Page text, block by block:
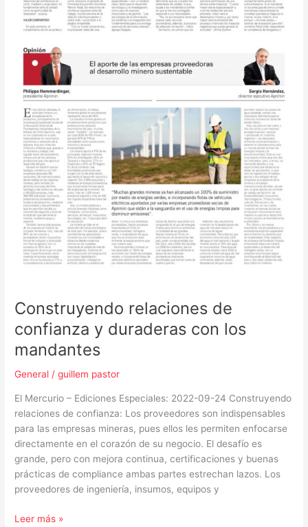
Construyendo relaciones de
confianza y duraderas con los
mandantes
General /guillem pastor
El Mercurio – Ediciones Especiales: 2022-09-24 Construyendo
relaciones de confianza: Los proveedores son indispensables
para las empresas mineras, pues ellos les permiten enfocarse
directamente en el corazón de su negocio. El desafío es
grande, pero con mejora continua, certificaciones y buenas
prácticas de compliance ambas partes estrechan lazos. Los
proveedores de ingeniería, insumos, equipos y
Leer más »